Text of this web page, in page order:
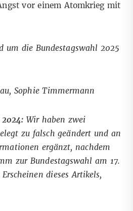
vor einemAtomkrieg mit
um die Bundestagswahl 2025
Sophie Timmermann
2024: Wir haben zwei
zu falsch geändert und an
ergänzt, nachdem
zur Bundestagswahl am 17.
dieses Artikels,